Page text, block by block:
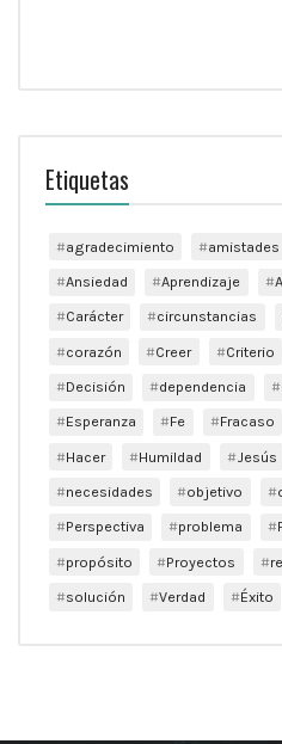
Etiquetas
agradecimiento amistades
Ansiedad
Aprendizaje
Carácter
circunstancias
corazón
Creer Criterio
Decisión
dependencia
Esperanza
Fe Fracaso
Hacer
Humildad Jesús
necesidades
objetivo
Perspectiva
problema
propósito
Proyectos
solución
Verdad Éxito